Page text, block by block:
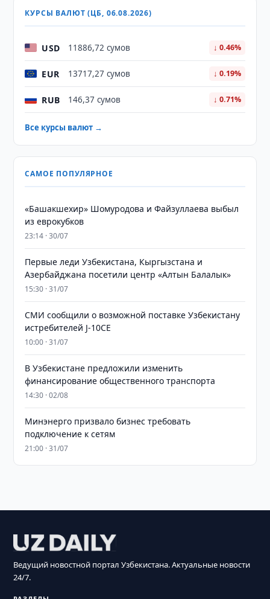
КУРСЫ ВАЛЮТ (ЦБ, 06.08.2026)
USD 11886,72 сумов ↓ 0.46%
EUR 13717,27 сумов ↓ 0.19%
RUB 146,37 сумов ↓ 0.71%
Все курсы валют →
САМОЕ ПОПУЛЯРНОЕ
«Башакшехир» Шомуродова и Файзуллаева выбыл
из еврокубков
23:14 · 30/07
Первые леди Узбекистана, Кыргызстана и
Азербайджана посетили центр «Алтын Балалык»
15:30 · 31/07
СМИ сообщили о возможной поставке Узбекистану
истребителей J-10CE
10:00 · 31/07
В Узбекистане предложили изменить
финансирование общественного транспорта
14:30 · 02/08
Минэнерго призвало бизнес требовать
подключение к сетям
21:00 · 31/07
Ведущий новостной портал Узбекистана. Актуальные новости
24/7.